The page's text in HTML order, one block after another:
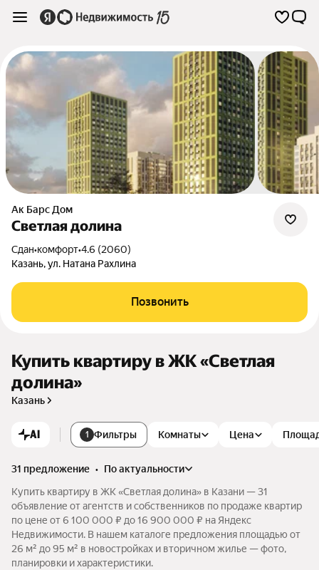
Ак Барс Дом
Светлая долина
Сдан•комфорт•4.6 (2060)
Казань,ул. Натана Рахлина
Позвонить
Купить квартиру в ЖК «Светлая
долина»
Казань
AI 1 Фильтры Комнаты Цена
31 предложение •
по актуальности
Купить квартиру в ЖК «Светлая долина» в Казани — 31
объявление от агентств и собственников по продаже квартир
по цене от 6 100 000 ₽ до 16 900 000 ₽ на Яндекс
Недвижимости. В нашем каталоге предложения площадью от
26 м² до 95 м² в новостройках и вторичном жилье — фото,
планировки и характеристики.